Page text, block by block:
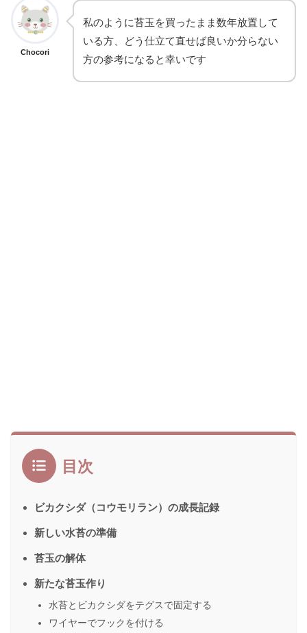
Chocori
私のように苔玉を買ったまま数年放置して
いる方、どう仕立て直せば良いか分らない
方の参考になると幸いです
目次
ビカクシダ（コウモリラン）の成長記録
新しい水苔の準備
苔玉の解体
新たな苔玉作り
水苔とビカクシダをテグスで固定する
ワイヤーでフックを付ける